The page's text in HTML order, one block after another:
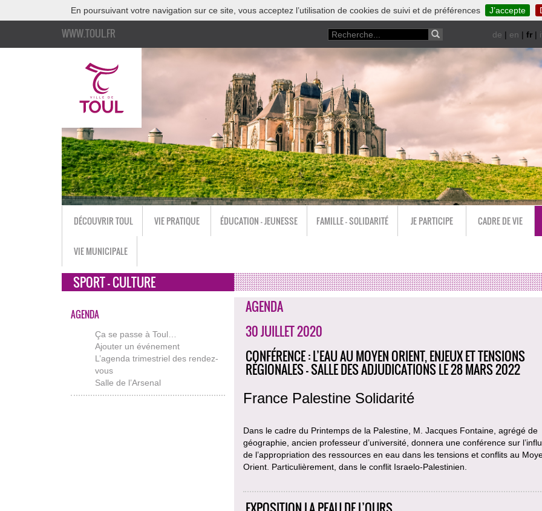
En poursuivant votre navigation sur ce site, vous acceptez l’utilisation de cookies de suivi et de préférences J’accepte
WWW.TOUL.FR de | en | fr |
DÉCOUVRIR TOUL VIE PRATIQUE ÉDUCATION - JEUNESSE FAMILLE - SOLIDARITÉ JE PARTICIPE CADRE DE VIE
VIE MUNICIPALE
SPORT - CULTURE
AGENDA
Ça se passe à Toul…
Ajouter un événement
L’agenda trimestriel des rendez-
vous
Salle de l’Arsenal
AGENDA
30 JUILLET 2020
CONFÉRENCE : L’EAU AU MOYEN ORIENT, ENJEUX ET TENSIONS
RÉGIONALES - SALLE DES ADJUDICATIONS LE 28 MARS 2022
France Palestine Solidarité
Dans le cadre du Printemps de la Palestine, M. Jacques Fontaine, agrégé de
géographie, ancien professeur d’université, donnera une conférence sur
de l’appropriation des ressources en eau dans les tensions et conflits au
Orient. Particulièrement, dans le conflit Israelo-Palestinien.